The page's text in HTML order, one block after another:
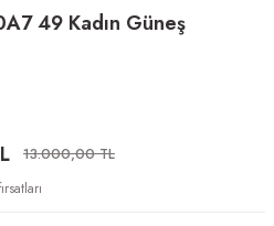
49 Kadın Güneş
13.000,00 TL